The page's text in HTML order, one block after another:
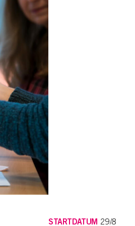
STARTDATUM 29/8